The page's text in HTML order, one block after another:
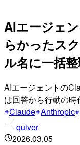
AIエージェ
らかったス
ル名に一括
AIエージェントの
は回答から行動の時
Claude Anthropic
quiver
2026.03.05